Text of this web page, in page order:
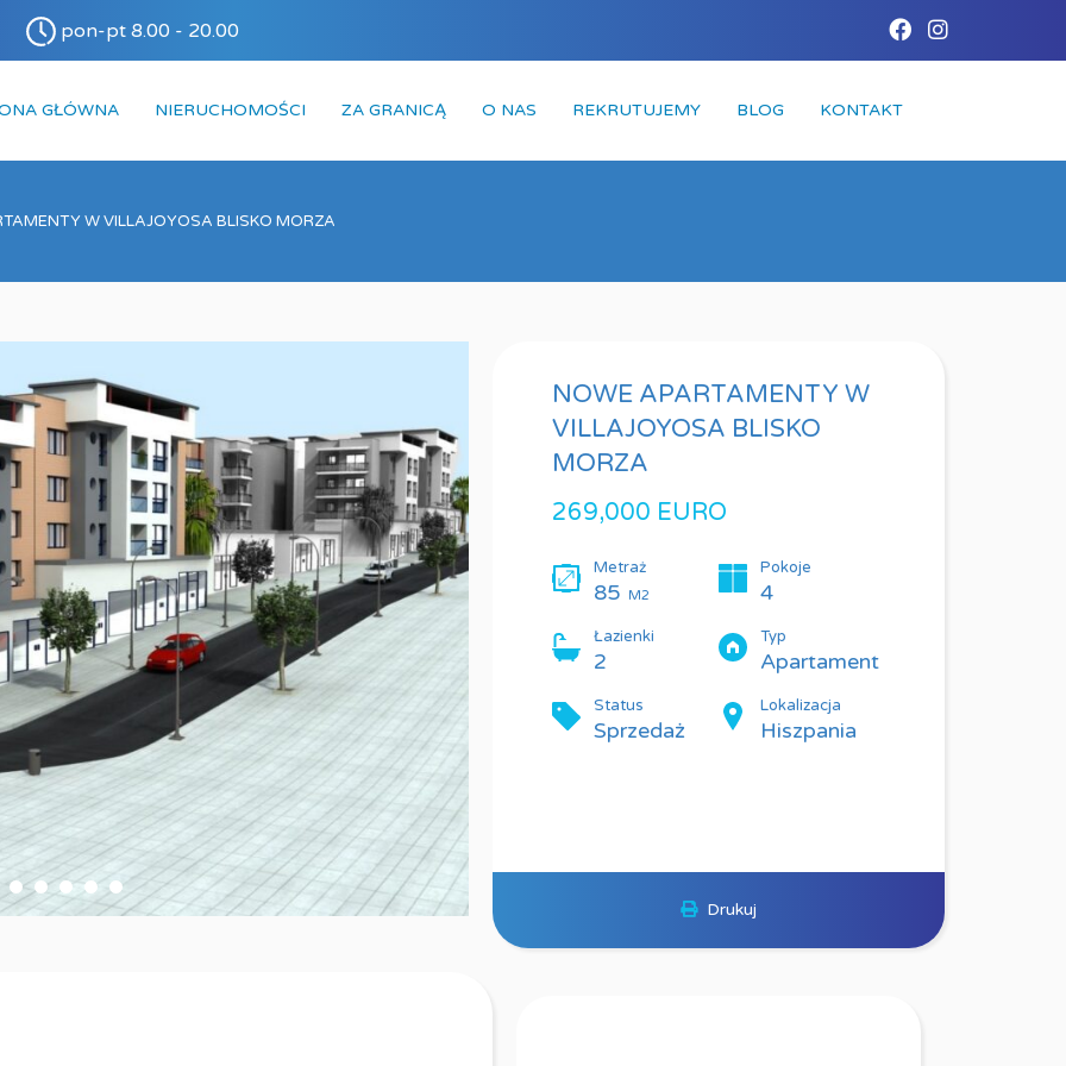
pon-pt 8.00 - 20.00
GŁÓWNA NIERUCHOMOŚCI ZA GRANICĄ O NAS REKRUTUJEMY BLOG KONTAKT
W VILLAJOYOSA BLISKO MORZA
NOWE APARTAMENTY W
VILLAJOYOSA BLISKO
MORZA
269,000 EURO
Metraż
85 M2
Pokoje
4
Łazienki
2
Typ
Apartament
Status
Sprzedaż
Lokalizacja
Hiszpania
Drukuj